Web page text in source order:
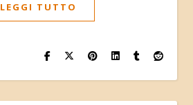
LEGGI TUTTO